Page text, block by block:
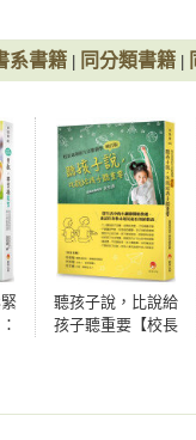
，未來發展與成長自
」，並徹底的毀滅它
惡魔。消滅惡魔聲音，
面思緒和心靈垃圾。
真心話不冒險』／
找「對的理由」
被罵，誰想說真話？
心話，孩子同步自我
萬別當省話爸媽
機會再次跟孩子溝通
絡簿，而刻意找桌子
又剛好沒做家事，我
己知道有做就好」。
。
提醒自己，要多方面
，反之，現在覺得自
孩子的NG標籤：先
系書籍 同分類書籍
聽孩子說，比說給
孩子聽重要【校長